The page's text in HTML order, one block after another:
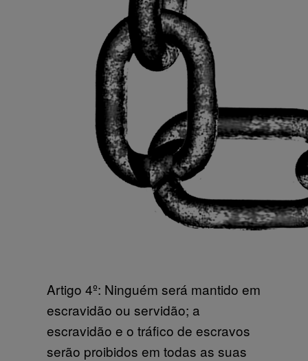
Artigo 4º: Ninguém será mantido em
escravidão ou servidão; a
escravidão e o tráfico de escravos
serão proibidos em todas as suas